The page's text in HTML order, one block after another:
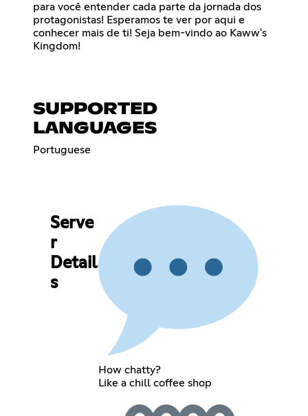
para você entender cada parte da jornada dos
protagonistas! Esperamos te ver por aqui e
conhecer mais de ti! Seja bem-vindo ao Kaww's
Kingdom!
SUPPORTED
LANGUAGES
Portuguese
Serve
r
Detail
s
How chatty?
Like a chill coffee shop